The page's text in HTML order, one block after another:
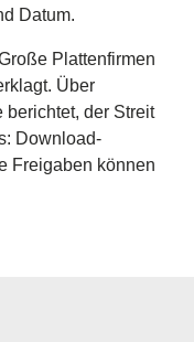
Datum.
Plattenfirmen
Über
der Streit
Download-
Freigaben können